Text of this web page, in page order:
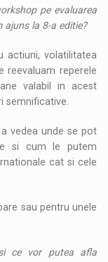
pe evaluarea
ajuns la 8-a editie?
actiuni, volatilitatea
reevaluam reperele
valabil in acest
semnificative.
vedea unde se pot
si cum le putem
cat si cele
sau pentru unele
ce vor putea afla